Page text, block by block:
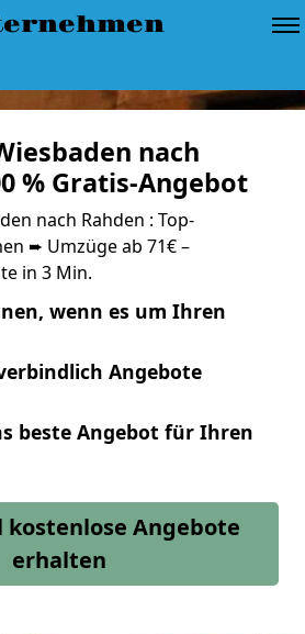
nach
% Gratis-Angebot
nach Rahden : Top-
➨ Umzüge ab 71€ –
in 3 Min.
wenn es um Ihren
Angebote
beste Angebot für Ihren
Angebote
erhalten